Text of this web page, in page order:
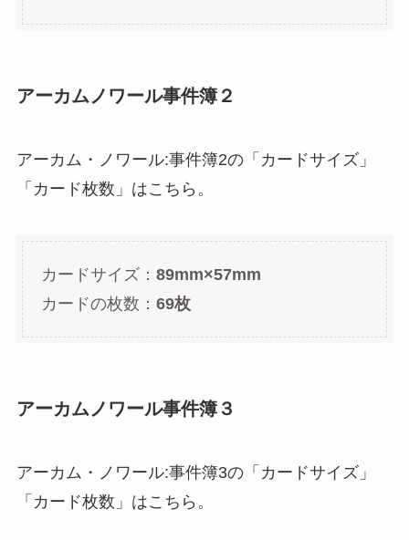
アーカムノワール事件簿２
アーカム・ノワール:事件簿2の「カードサイズ」
「カード枚数」はこちら。
カードサイズ： 89mm×57mm
カードの枚数： 69枚
アーカムノワール事件簿３
アーカム・ノワール:事件簿3の「カードサイズ」
「カード枚数」はこちら。